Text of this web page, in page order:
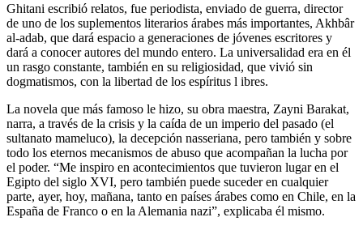
Ghitani escribió relatos, fue periodista, enviado de guerra, director
de uno de los suplementos literarios árabes más importantes, Akhbâr
al-adab, que dará espacio a generaciones de jóvenes escritores y
dará a conocer autores del mundo entero. La universalidad era en él
un rasgo constante, también en su religiosidad, que vivió sin
dogmatismos, con la libertad de los espíritus l ibres.
La novela que más famoso le hizo, su obra maestra, Zayni Barakat,
narra, a través de la crisis y la caída de un imperio del pasado (el
sultanato mameluco), la decepción nasseriana, pero también y sobre
todo los eternos mecanismos de abuso que acompañan la lucha por
el poder. “Me inspiro en acontecimientos que tuvieron lugar en el
Egipto del siglo XVI, pero también puede suceder en cualquier
parte, ayer, hoy, mañana, tanto en países árabes como en Chile, en la
España de Franco o en la Alemania nazi”, explicaba él mismo.